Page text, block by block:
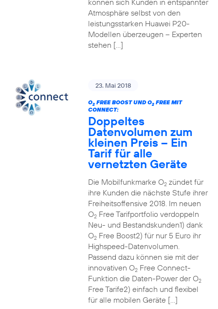
können sich Kunden in entspannter
Atmosphäre selbst von den
leistungsstarken Huawei P20-
Modellen überzeugen – Experten
stehen […]
23. Mai 2018
O2FREE BOOST UND O2FREE MIT
CONNECT:
Doppeltes
Datenvolumen zum
kleinen Preis – Ein
Tarif für alle
vernetzten Geräte
Die Mobilfunkmarke O2zündet für
ihre Kunden die nächste Stufe ihrer
Freiheitsoffensive 2018. Im neuen
O2Free Tarifportfolio verdoppeln
Neu- und Bestandskunden1) dank
O2Free Boost2) für nur 5 Euro ihr
Highspeed-Datenvolumen.
Passend dazu können sie mit der
innovativen O2Free Connect-
Funktion die Daten-Power der O2
Free Tarife2) einfach und flexibel
für alle mobilen Geräte […]